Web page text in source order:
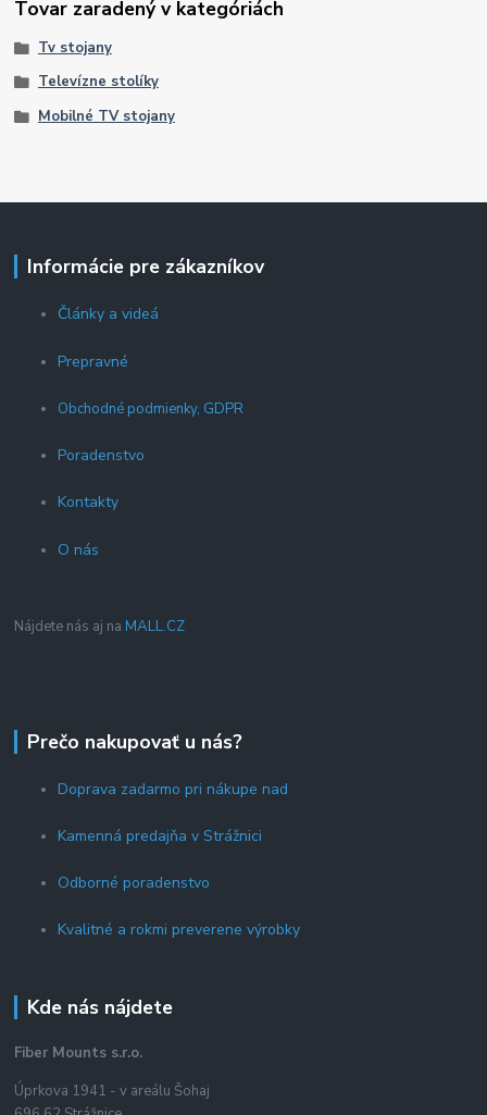
Tovar zaradený v kategóriách
Tv stojany
Televízne stolíky
Mobilné TV stojany
Informácie pre zákazníkov
Články a videá
Prepravné
Obchodné podmienky, GDPR
Poradenstvo
Kontakty
O nás
Nájdete nás aj na MALL.CZ
Prečo nakupovať u nás?
Doprava zadarmo pri nákupe nad
Kamenná predajňa v Strážnici
Odborné poradenstvo
Kvalitné a rokmi preverene výrobky
Kde nás nájdete
Fiber Mounts s.r.o.
Úprkova 1941 - v areálu Šohaj